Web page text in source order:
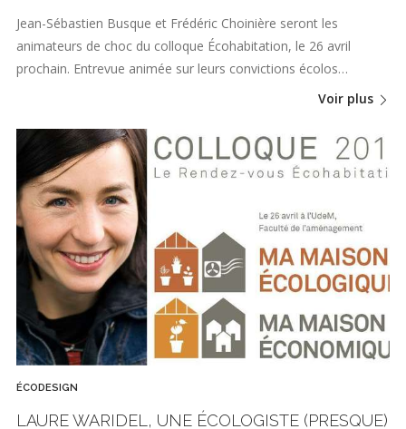
Jean-Sébastien Busque et Frédéric Choinière seront les
animateurs de choc du colloque Écohabitation, le 26 avril
prochain. Entrevue animée sur leurs convictions écolos…
Voir plus
ÉCODESIGN
LAURE WARIDEL, UNE ÉCOLOGISTE (PRESQUE)